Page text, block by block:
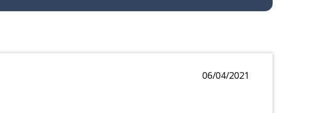
06/04/2021